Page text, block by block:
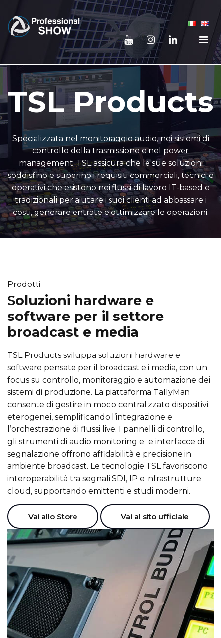
TSL Products
Specializzata nel monitoraggio audio, nei sistemi di
controllo della trasmissione e nel power
management, TSL assicura che le sue soluzioni
soddisfino e superino i requisiti commerciali, tecnici e
operativi che esistono nei flussi di lavoro IT-based e
tradizionali per aiutare i suoi clienti ad abbassare i
costi, generare entrate e ottimizzare le operazioni.
Prodotti
Soluzioni hardware e
software per il settore
broadcast e media
TSL Products sviluppa soluzioni hardware e
software pensate per il broadcast e i media, con un
focus su controllo, monitoraggio e automazione dei
sistemi di produzione. La piattaforma TallyMan
consente di gestire in modo centralizzato dispositivi
eterogenei, semplificando l’integrazione e
l’orchestrazione di flussi live. I pannelli di controllo,
gli strumenti di audio monitoring e le interfacce di
segnalazione offrono affidabilità e precisione in
ambiente broadcast. Le tecnologie TSL favoriscono
interoperabilità tra segnali SDI, IP e infrastrutture
cloud, supportando emittenti e studi moderni.
Vai allo Store Vai al sito ufficiale